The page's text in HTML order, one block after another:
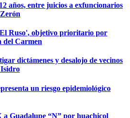
años, entre juicios a exfuncionarios
Ruso', objetivo prioritario por
del Carmen
dictámenes y desalojo de vecinos
un riesgo epidemiológico
a Guadalupe “N” por huachicol